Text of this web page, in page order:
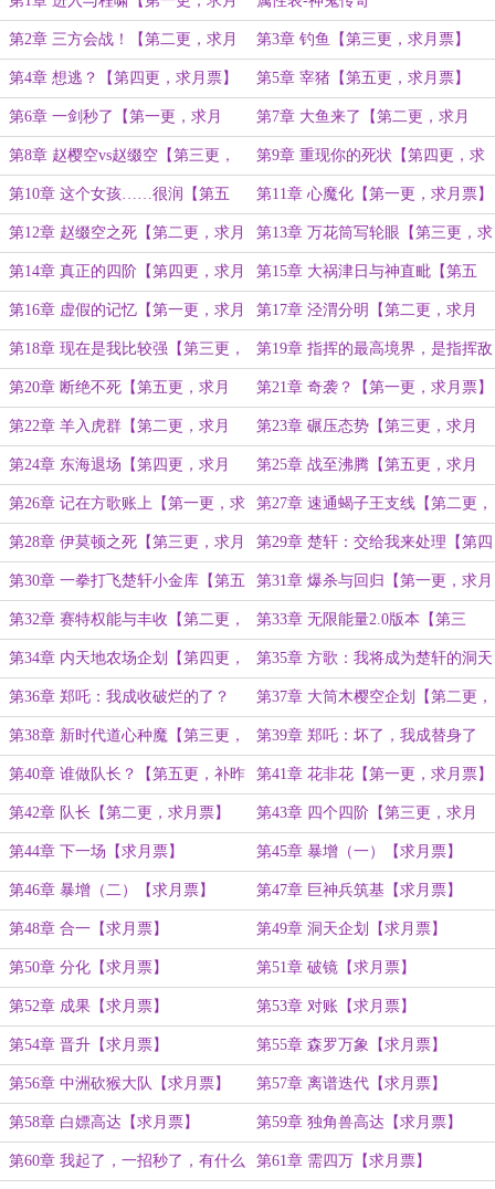
票】
第2章 三方会战！【第二更，求月
票】
第3章 钓鱼【第三更，求月票】
第4章 想逃？【第四更，求月票】 第5章 宰猪【第五更，求月票】
第6章 一剑秒了【第一更，求月
票】
第7章 大鱼来了【第二更，求月
票】
第8章 赵樱空vs赵缀空【第三更，
求月票】
第9章 重现你的死状【第四更，求
月票】
第10章 这个女孩……很润【第五
更，求月票】
第11章 心魔化【第一更，求月票】
第12章 赵缀空之死【第二更，求月
票】
第13章 万花筒写轮眼【第三更，求
月票】
第14章 真正的四阶【第四更，求月
票】
第15章 大祸津日与神直毗【第五
更，求月票】
第16章 虚假的记忆【第一更，求月
票】
第17章 泾渭分明【第二更，求月
票】
第18章 现在是我比较强【第三更，
求月票】
第19章 指挥的最高境界，是指挥敌
人【第四更，求月票】
第20章 断绝不死【第五更，求月
票】
第21章 奇袭？【第一更，求月票】
第22章 羊入虎群【第二更，求月
票】
第23章 碾压态势【第三更，求月
票】
第24章 东海退场【第四更，求月
票】
第25章 战至沸腾【第五更，求月
票】
第26章 记在方歌账上【第一更，求
月票】
第27章 速通蝎子王支线【第二更，
求月票】
第28章 伊莫顿之死【第三更，求月
票】
第29章 楚轩：交给我来处理【第四
更，求月票】
第30章 一拳打飞楚轩小金库【第五
更，补昨晚更新，求月票】
第31章 爆杀与回归【第一更，求月
票】
第32章 赛特权能与丰收【第二更，
求月票】
第33章 无限能量2.0版本【第三
更，求月票】
第34章 内天地农场企划【第四更，
求月票】
第35章 方歌：我将成为楚轩的洞天
【第五更，求月票】
第36章 郑吒：我成收破烂的了？
【第一更，求月票】
第37章 大筒木樱空企划【第二更，
求月票】
第38章 新时代道心种魔【第三更，
求月票】
第39章 郑吒：坏了，我成替身了
【第四更，求月票】
第40章 谁做队长？【第五更，补昨
晚，求月票】
第41章 花非花【第一更，求月票】
第42章 队长【第二更，求月票】 第43章 四个四阶【第三更，求月
票】
第44章 下一场【求月票】 第45章 暴增（一）【求月票】
第46章 暴增（二）【求月票】 第47章 巨神兵筑基【求月票】
第48章 合一【求月票】 第49章 洞天企划【求月票】
第50章 分化【求月票】 第51章 破镜【求月票】
第52章 成果【求月票】 第53章 对账【求月票】
第54章 晋升【求月票】 第55章 森罗万象【求月票】
第56章 中洲砍猴大队【求月票】 第57章 离谱迭代【求月票】
第58章 白嫖高达【求月票】 第59章 独角兽高达【求月票】
第60章 我起了，一招秒了，有什么 第61章 需四万【求月票】